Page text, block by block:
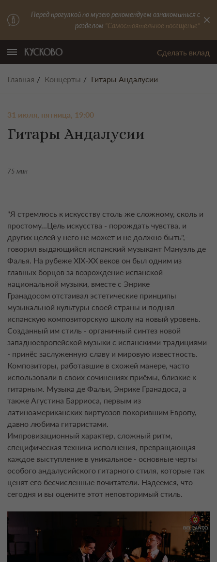
Перед прогулкой по музею рекомендуем ознакомиться с
разделом "Самостоятельное посещение"
Сделать вклад
Главная Концерты Гитары Андалусии
31 июля, пятница, 19:00
Гитары Андалусии
75 мин
"Я стремлюсь к искусству столь же сложному, сколь и
простому...Цель искусства - порождать чувства, и
других целей у него не может и не должно быть",-
говорил выдающийся испанский музыкант Мануэль де
Фалья. На рубеже ХIX-XX веков он был одним из
главных борцов за возрождение испанской
национальной музыки, вместе с Энрике
Гранадосом отстаивал эстетические принципы
музыкальной культуры своей страны и поднял
испанскую композиторскую школу на новый уровень.
Созданный им стиль - органичный синтез новой
западноевропейской музыки с испанскими традициями
- принёс заслуженную славу и мировую известность.
Композиторы, работавшие в схожей манере, часто
использовали в своих сочинениях приёмы, близкие к
гитарным. Музыка де Фальи, Энрике Гранадоса, а
также Агустина Барриоса, первым из
латиноамериканских виртуозов покорившим Европу,
давно любима гитаристами.
Импровизационный характер, сложный ритм,
специфическая техника исполнения, превращающая
каждое выступление в уникальное - основные черты
особого андалусийского гитарного стиля, которые так
ценят его бесчисленные почитатели. Надеемся, что
сегодня и вы оцените этот неповторимый стиль.